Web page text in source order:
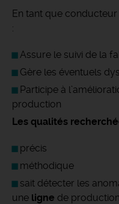
En tant que
:
Assure le suivi de la
Gère les éventuels
Participe à
production
Les qualités
précis
méthodique
sait détecter les
une ligne de